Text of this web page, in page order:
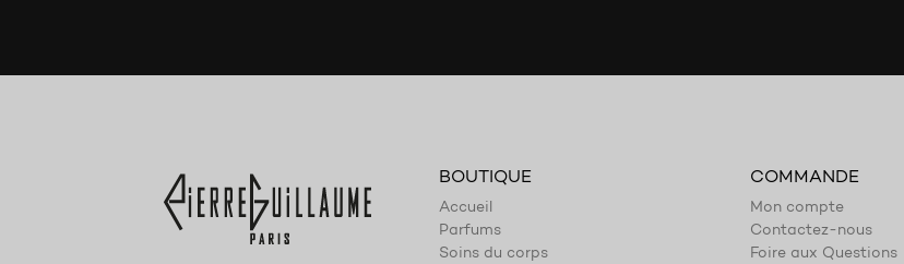
BOUTIQUE
Accueil
Parfums
Soins du corps
COMMANDE
Mon compte
Contactez-nous
Foire aux Questions